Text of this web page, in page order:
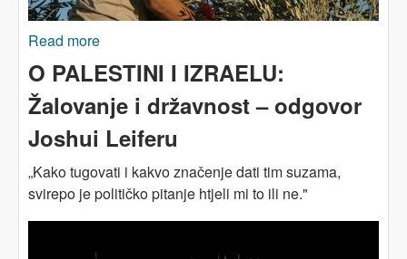
Read more
O PALESTINI I IZRAELU:
Žalovanje i državnost – odgovor
Joshui Leiferu
„Kako tugovati i kakvo značenje dati tim suzama,
svirepo je političko pitanje htjeli mi to ili ne."